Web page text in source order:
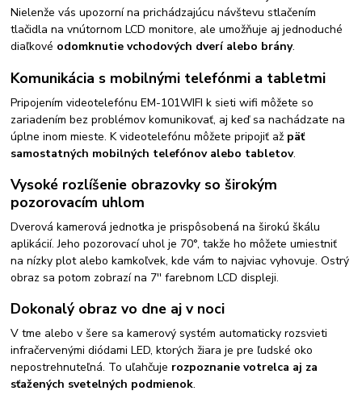
Nielenže vás upozorní na prichádzajúcu návštevu stlačením
tlačidla na vnútornom LCD monitore, ale umožňuje aj jednoduché
diaľkové odomknutie vchodových dverí alebo brány.
Komunikácia s mobilnými telefónmi a tabletmi
Pripojením videotelefónu EM-101WIFI k sieti wifi môžete so
zariadením bez problémov komunikovať, aj keď sa nachádzate na
úplne inom mieste. K videotelefónu môžete pripojiť až päť
samostatných mobilných telefónov alebo tabletov.
Vysoké rozlíšenie obrazovky so širokým
pozorovacím uhlom
Dverová kamerová jednotka je prispôsobená na širokú škálu
aplikácií. Jeho pozorovací uhol je 70°, takže ho môžete umiestniť
na nízky plot alebo kamkoľvek, kde vám to najviac vyhovuje. Ostrý
obraz sa potom zobrazí na 7'' farebnom LCD displeji.
Dokonalý obraz vo dne aj v noci
V tme alebo v šere sa kamerový systém automaticky rozsvieti
infračervenými diódami LED, ktorých žiara je pre ľudské oko
nepostrehnuteľná. To uľahčuje rozpoznanie votrelca aj za
sťažených svetelných podmienok.